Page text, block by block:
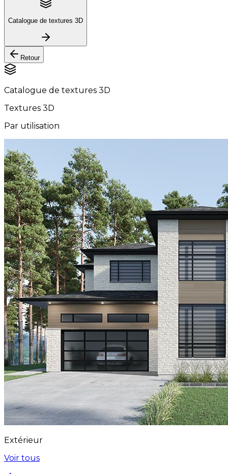
Catalogue de textures 3D
Retour
Catalogue de textures 3D
Textures 3D
Par utilisation
Extérieur
Voir tous